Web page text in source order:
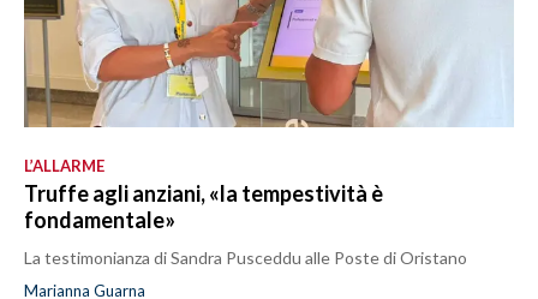
L’ALLARME
Truffe agli anziani, «la tempestività è
fondamentale»
La testimonianza di Sandra Pusceddu alle Poste di Oristano
Marianna Guarna